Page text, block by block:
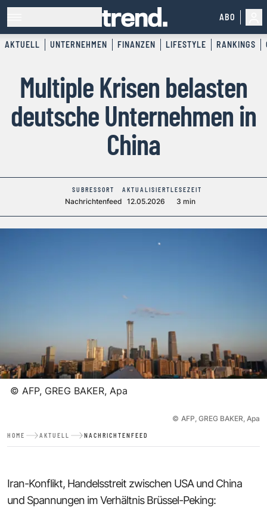
ABO
AKTUELL UNTERNEHMEN FINANZEN LIFESTYLE RANKINGS
Multiple Krisen belasten
deutsche Unternehmen in
China
SUBRESSORT
Nachrichtenfeed
AKTUALISIERT
12.05.2026
LESEZEIT
3 min
© AFP, GREG BAKER, Apa
© AFP, GREG BAKER, Apa
HOME AKTUELL NACHRICHTENFEED
Iran-Konflikt, Handelsstreit zwischen USA und China
und Spannungen im Verhältnis Brüssel-Peking: